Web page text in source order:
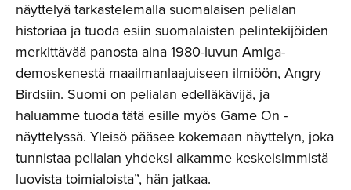
näyttelyä tarkastelemalla suomalaisen pelialan
historiaa ja tuoda esiin suomalaisten pelintekijöiden
merkittävää panosta aina 1980-luvun Amiga-
demoskenestä maailmanlaajuiseen ilmiöön, Angry
Birdsiin. Suomi on pelialan edelläkävijä, ja
haluamme tuoda tätä esille myös Game On -
näyttelyssä. Yleisö pääsee kokemaan näyttelyn, joka
tunnistaa pelialan yhdeksi aikamme keskeisimmistä
luovista toimialoista”, hän jatkaa.